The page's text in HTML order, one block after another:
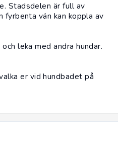
Stadsdelen är full av
fyrbenta vän kan koppla av
leka med andra hundar.
er vid hundbadet på